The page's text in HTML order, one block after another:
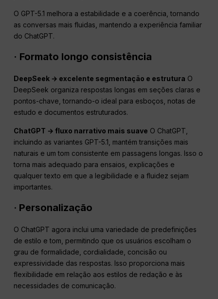
O GPT-5.1 melhora a estabilidade e a coerência, tornando
as conversas mais fluidas, mantendo a experiência familiar
do ChatGPT.
· Formato longo consistência
DeepSeek → excelente segmentação e estrutura O
DeepSeek organiza respostas longas em seções claras e
pontos-chave, tornando-o ideal para esboços, notas de
estudo e documentos estruturados.
ChatGPT → fluxo narrativo mais suave O ChatGPT,
incluindo as variantes GPT-5.1, mantém transições mais
naturais e um tom consistente em passagens longas. Isso o
torna mais adequado para ensaios, explicações e
qualquer texto em que a legibilidade e a fluidez sejam
importantes.
· Personalização
O ChatGPT agora inclui uma variedade de predefinições
de estilo e tom, permitindo que os usuários escolham o
grau de formalidade, cordialidade, concisão ou
expressividade das respostas. Isso proporciona mais
flexibilidade em relação aos estilos de redação e às
necessidades de comunicação.